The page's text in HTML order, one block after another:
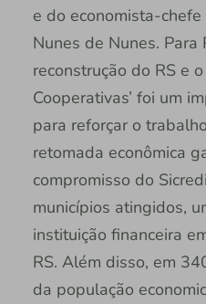
e do economista-
Nunes de Nunes. Para
reconstrução do RS e
Cooperativas’ foi um
para reforçar o
retomada econômica
compromisso do
municípios atingidos,
instituição financeira
RS. Além disso, em
da população